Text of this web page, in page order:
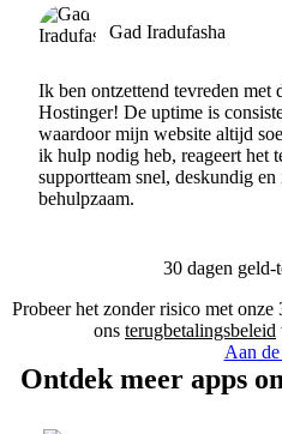
Gad Iradufasha
Ik ben ontzettend tevreden met
Hostinger! De uptime is
waardoor mijn website altijd
ik hulp nodig heb, reageert het
supportteam snel, deskundig en
behulpzaam.
30 dagen geld-
Probeer het zonder risico met
ons terugbetalingsbeleid
Aan
Ontdek meer apps